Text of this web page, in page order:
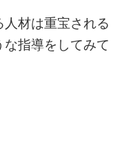
材は重宝される
指導をしてみて